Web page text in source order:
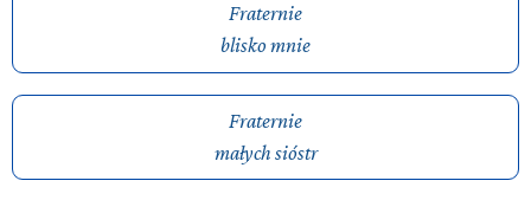
Fraternie
blisko mnie
Fraternie
małych sióstr